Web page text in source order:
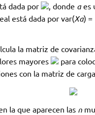
dada por
, donde aes
está dada por var(Xa) =
la matriz de
mayores
para
con la matriz de
la que aparecen las n